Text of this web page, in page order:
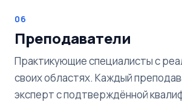
06
Преподаватели
Практикующие специалисты с
своих областях. Каждый
эксперт с подтверждённой